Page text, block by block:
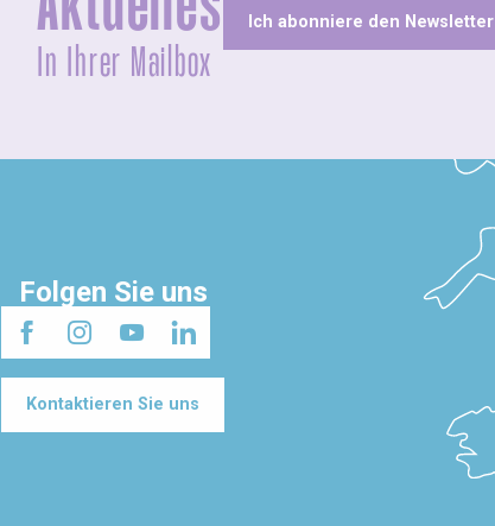
In Ihrer Mailbox
Ich abonniere den Newsletter
Folgen Sie uns
Kontaktieren Sie uns